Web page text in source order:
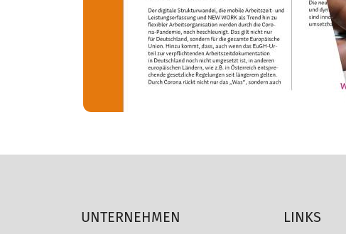
UNTERNEHMEN LINKS